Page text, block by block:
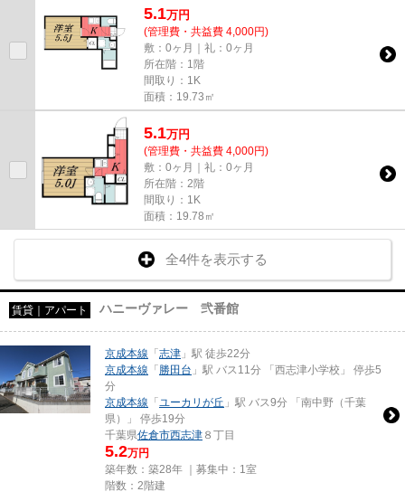
5.1万円
(管理費・共益費 4,000円)
敷：0ヶ月｜礼：0ヶ月
所在階：1階
間取り：1K
面積：19.73㎡
5.1万円
(管理費・共益費 4,000円)
敷：0ヶ月｜礼：0ヶ月
所在階：2階
間取り：1K
面積：19.78㎡
全4件を表示する
賃貸｜アパート ハニーヴァレー 弐番館
京成本線 「 志津 」駅 徒歩22分
京成本線 「 勝田台 」駅 バス11分 「西志津小学校」 停歩5
分
京成本線 「 ユーカリが丘 」駅 バス9分 「南中野（千葉
県）」 停歩19分
千葉県佐倉市西志津 ８丁目
5.2万円
築年数：築28年 ｜募集中： 1室
階数：2階建